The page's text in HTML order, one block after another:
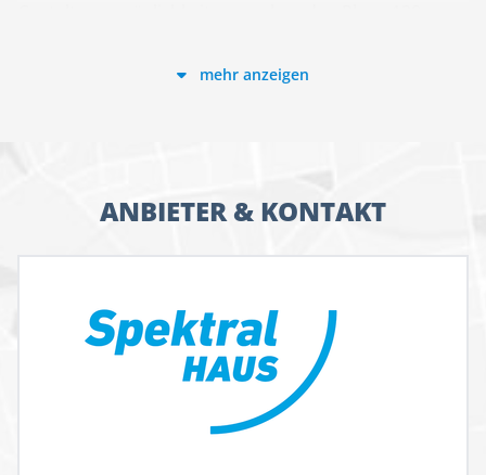
Alltagstauglichkeit perfekt vereint.
mehr anzeigen
ANBIETER & KONTAKT